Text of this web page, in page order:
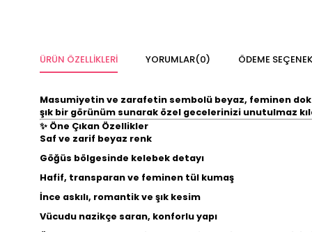
ÜRÜN ÖZELLIKLERI YORUMLAR(0) ÖDEME
Masumiyetin ve zarafetin sembolü beyaz, feminen
şık bir görünüm sunarak özel gecelerinizi unutulmaz
✨ Öne Çıkan Özellikler
Saf ve zarif beyaz renk
Göğüs bölgesinde kelebek detayı
Hafif, transparan ve feminen tül kumaş
İnce askılı, romantik ve şık kesim
Vücudu nazikçe saran, konforlu yapı